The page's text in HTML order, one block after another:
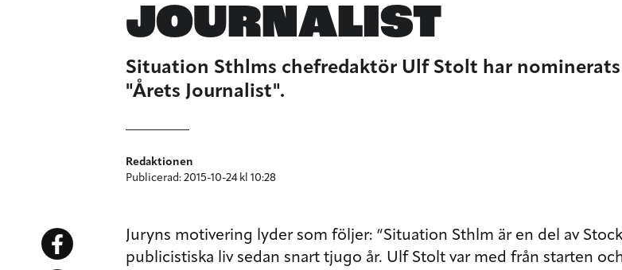
JOURNALIST
Situation Sthlms chefredaktör Ulf Stolt har
"Årets Journalist".
Redaktionen
Publicerad: 2015-10-24 kl 10:28
Juryns motivering lyder som följer: “Situation Sthlm är en del av
publicistiska liv sedan snart tjugo år. Ulf Stolt var med från starten